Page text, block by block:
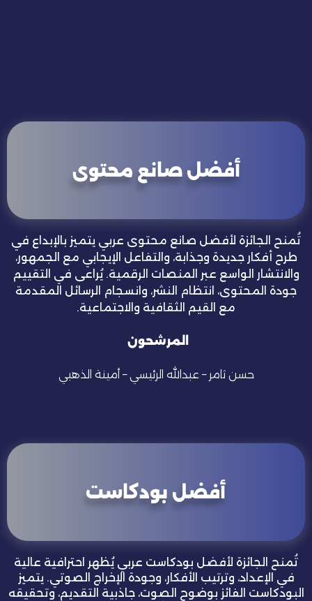
أفضل صانع محتوى
تُمنح الجائزة لأفضل صانع محتوى عربي يتميز بالإبداع في
طرح أفكار جديدة وجذابة، والتفاعل الإيجابي مع الجمهور،
والانتشار الواسع عبر المنصات الرقمية. يُراعى في التقييم
جودة المحتوى، انتظام النشر، وانسجام الرسائل المقدمة
مع القيم الثقافية والاجتماعية.
المرشحون
حسن ثامر – عبدالله الرئيسي – أمينة الذهبي
أفضل بودكاست
تُمنح الجائزة لأفضل بودكاست عربي يُظهر احترافية عالية
في الإعداد، وترتيب الأفكار، وجودة الإخراج الصوتي. يتميز
البودكاست الفائز بوضوح الصوت، جاذبية التقديم، وتحقيقه